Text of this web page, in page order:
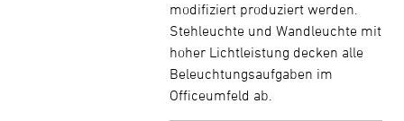
modifiziert produziert werden.
Stehleuchte und Wandleuchte mit
hoher Lichtleistung decken alle
Beleuchtungsaufgaben im
Officeumfeld ab.